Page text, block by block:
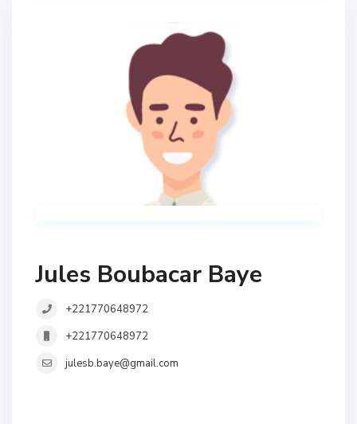
Jules Boubacar Baye
+221770648972
+221770648972
julesb.baye@gmail.com